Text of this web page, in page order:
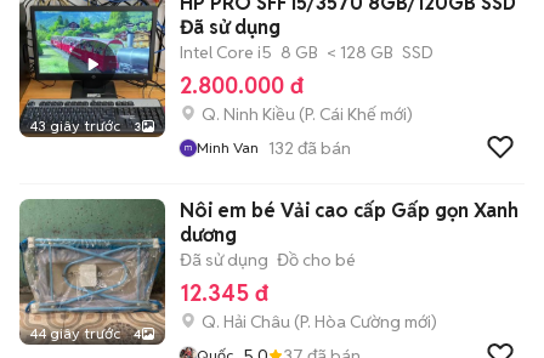
43 giây trước 3
Đã sử dụng
Intel Core i5 8 GB < 128 GB SSD
2.800.000 đ
Q. Ninh Kiều (P. Cái Khế mới)
Minh Van 132 đã bán
44 giây trước 4
Nôi em bé Vải cao cấp Gấp gọn Xanh
dương
Đã sử dụng Đồ cho bé
12.345 đ
Q. Hải Châu (P. Hòa Cường mới)